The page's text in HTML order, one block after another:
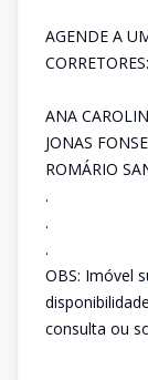
AGENDE A
CORRETORES:
ANA
JONAS
ROMÁRIO
.
.
.
OBS: Imóvel
consulta ou